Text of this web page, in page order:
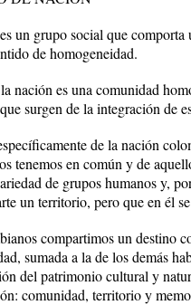
un grupo social que
de homogeneidad.
nación es una comunidad
surgen de la integración de
de la nación
tenemos en común y de
de grupos humanos y,
un territorio, pero que en él
compartimos un destino
sumada a la de los demás
del patrimonio cultural y
comunidad, territorio y